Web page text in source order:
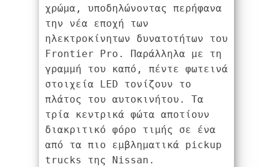
χρώμα, υποδηλώνοντας περήφανα
την νέα εποχή των
ηλεκτροκίνητων δυνατοτήτων του
Frontier Pro. Παράλληλα με τη
γραμμή του καπό, πέντε φωτεινά
στοιχεία LED τονίζουν το
πλάτος του αυτοκινήτου. Τα
τρία κεντρικά φώτα αποτίουν
διακριτικό φόρο τιμής σε ένα
από τα πιο εμβληματικά pickup
trucks της Nissan.